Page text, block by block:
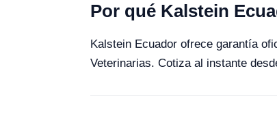
Por qué Kalstein
Kalstein Ecuador ofrece garantía
Veterinarias. Cotiza al instante